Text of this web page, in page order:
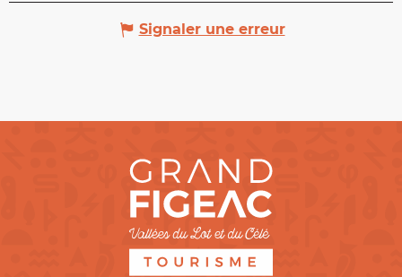
Signaler une erreur